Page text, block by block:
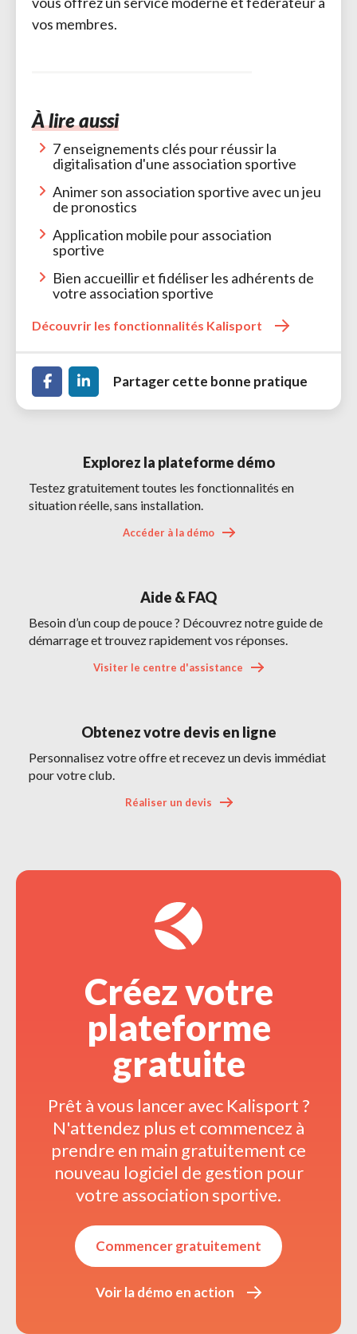
vos membres.
À lire aussi
7 enseignements clés pour réussir la
digitalisation d'une association sportive
Animer son association sportive avec un jeu
de pronostics
Application mobile pour association
sportive
Bien accueillir et fidéliser les adhérents de
votre association sportive
Découvrir les fonctionnalités Kalisport
Partager cette bonne pratique
Explorez la plateforme démo
Testez gratuitement toutes les fonctionnalités en
situation réelle, sans installation.
Accéder à la démo
Aide & FAQ
Besoin d’un coup de pouce ? Découvrez notre guide de
démarrage et trouvez rapidement vos réponses.
Visiter le centre d'assistance
Obtenez votre devis en ligne
Personnalisez votre offre et recevez un devis immédiat
pour votre club.
Réaliser un devis
Créez votre
plateforme
gratuite
Prêt à vous lancer avec Kalisport ?
N'attendez plus et commencez à
prendre en main gratuitement ce
nouveau logiciel de gestion pour
votre association sportive.
Commencer gratuitement
Voir la démo en action